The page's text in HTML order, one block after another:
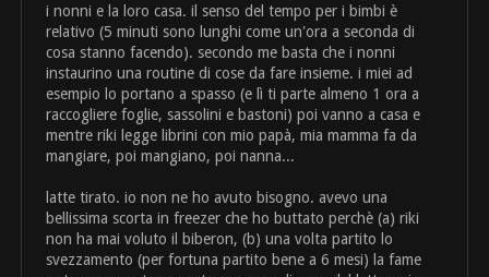
i nonni e la loro casa. il senso del tempo per i bimbi è
relativo (5 minuti sono lunghi come un'ora a seconda di
cosa stanno facendo). secondo me basta che i nonni
instaurino una routine di cose da fare insieme. i miei ad
esempio lo portano a spasso (e lì ti parte almeno 1 ora a
raccogliere foglie, sassolini e bastoni) poi vanno a casa e
mentre riki legge librini con mio papà, mia mamma fa da
mangiare, poi mangiano, poi nanna...
latte tirato. io non ne ho avuto bisogno. avevo una
bellissima scorta in freezer che ho buttato perchè (a) riki
non ha mai voluto il biberon, (b) una volta partito lo
svezzamento (per fortuna partito bene a 6 mesi) la fame